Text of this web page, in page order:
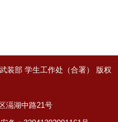
装部 学生工作处（合署） 版权
滆湖中路21号